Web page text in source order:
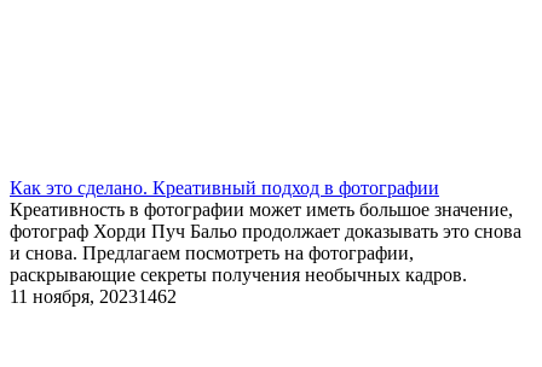
Как это сделано. Креативный подход в фотографии
Креативность в фотографии может иметь большое значение,
фотограф Хорди Пуч Бальо продолжает доказывать это снова
и снова. Предлагаем посмотреть на фотографии,
раскрывающие секреты получения необычных кадров.
11 ноября, 20231462